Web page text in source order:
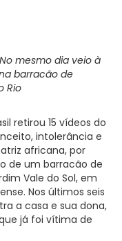
No mesmo dia veio à
barracão de
Rio
retirou 15 vídeos do
intolerância e
africana, por
de um barracão de
Vale do Sol, em
Nos últimos seis
a casa e sua dona,
já foi vítima de